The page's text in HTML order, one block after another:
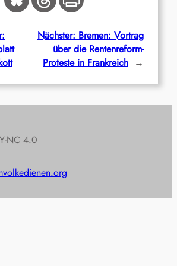
Nächster: Bremen: Vortrag
über die Rentenreform-
Proteste in Frankreich →
NC 4.0